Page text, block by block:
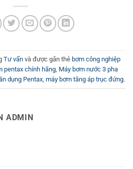
Tư vấnvà được gắn thẻ bơm công nghiệp
pentax chính hãng Máy bơm nước 3 pha
dụng Pentax, máy bơm tăng áp trục đứng.
ADMIN